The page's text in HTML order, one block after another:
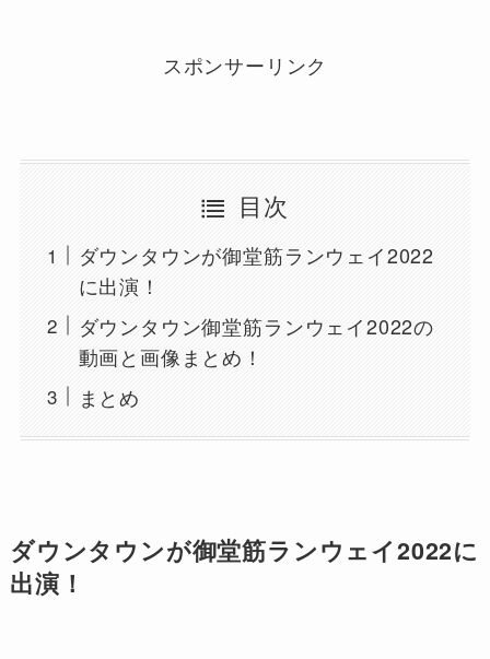
スポンサーリンク
目次
ダウンタウンが御堂筋ランウェイ2022
に出演！
ダウンタウン御堂筋ランウェイ2022の
動画と画像まとめ！
まとめ
ダウンタウンが御堂筋ランウェイ2022に
出演！